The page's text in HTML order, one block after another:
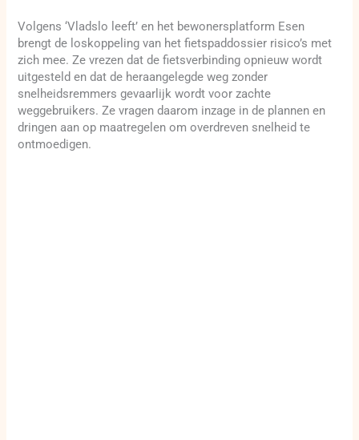
Volgens ‘Vladslo leeft’ en het bewonersplatform Esen
brengt de loskoppeling van het fietspaddossier risico’s met
zich mee. Ze vrezen dat de fietsverbinding opnieuw wordt
uitgesteld en dat de heraangelegde weg zonder
snelheidsremmers gevaarlijk wordt voor zachte
weggebruikers. Ze vragen daarom inzage in de plannen en
dringen aan op maatregelen om overdreven snelheid te
ontmoedigen.